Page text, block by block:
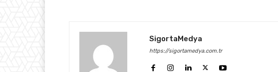
SigortaMedya
https://sigortamedya.com.tr